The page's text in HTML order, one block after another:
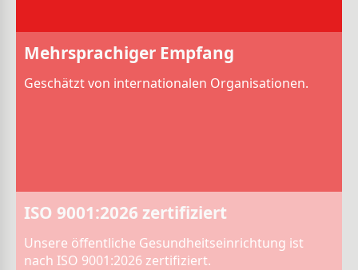
Mehrsprachiger Empfang
Geschätzt von internationalen Organisationen.
ISO 9001:2026 zertifiziert
Unsere öffentliche Gesundheitseinrichtung ist
nach ISO 9001:2026 zertifiziert.